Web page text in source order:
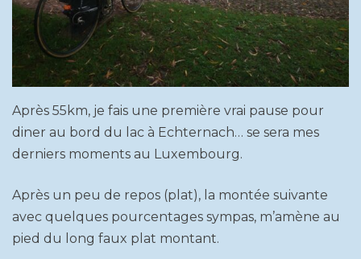
Après 55km, je fais une première vrai pause pour
diner au bord du lac à Echternach… se sera mes
derniers moments au Luxembourg.
Après un peu de repos (plat), la montée suivante
avec quelques pourcentages sympas, m’amène au
pied du long faux plat montant.